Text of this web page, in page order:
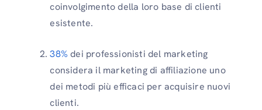
coinvolgimento della loro base di clienti
esistente.
38% dei professionisti del marketing
considera il marketing di affiliazione uno
dei metodi più efficaci per acquisire nuovi
clienti.